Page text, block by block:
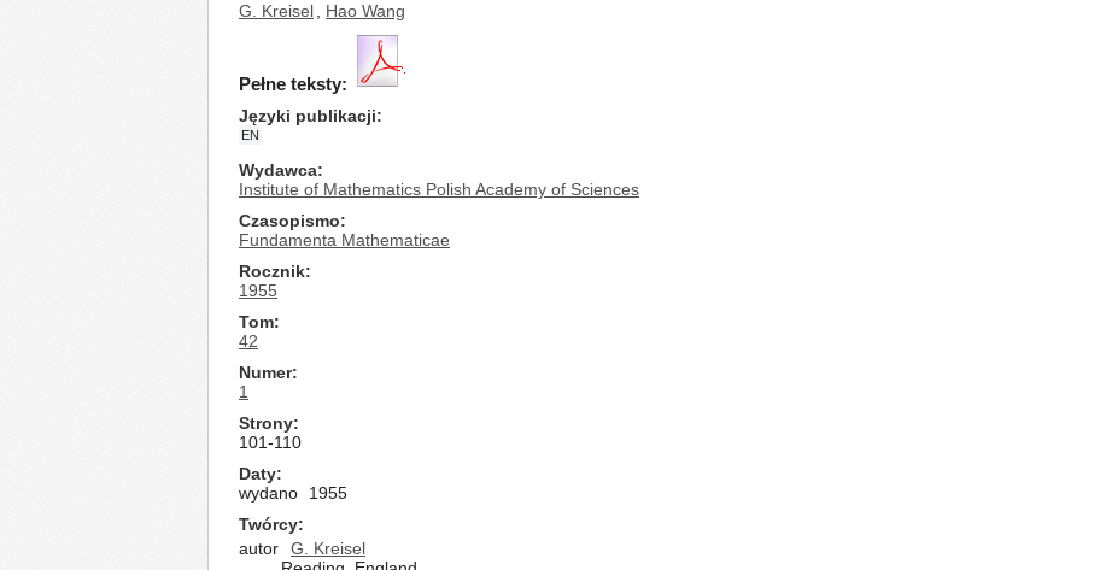
G. Kreisel Hao Wang
Pełne teksty:
Języki publikacji
EN
Wydawca
Institute of Mathematics Polish Academy of Sciences
Czasopismo
Fundamenta Mathematicae
Rocznik
1955
Tom
42
Numer
1
Strony
101-110
Daty
wydano
1955
Twórcy
autor
G. Kreisel